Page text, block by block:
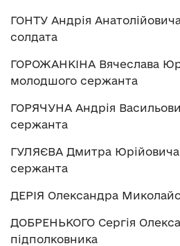
ГОНТУ Андрія
солдата
ГОРОЖАНКІНА Вячеслава
молодшого сержанта
ГОРЯЧУНА Андрія
сержанта
ГУЛЯЄВА Дмитра
сержанта
ДЕРІЯ Олександра
ДОБРЕНЬКОГО Сергія
підполковника